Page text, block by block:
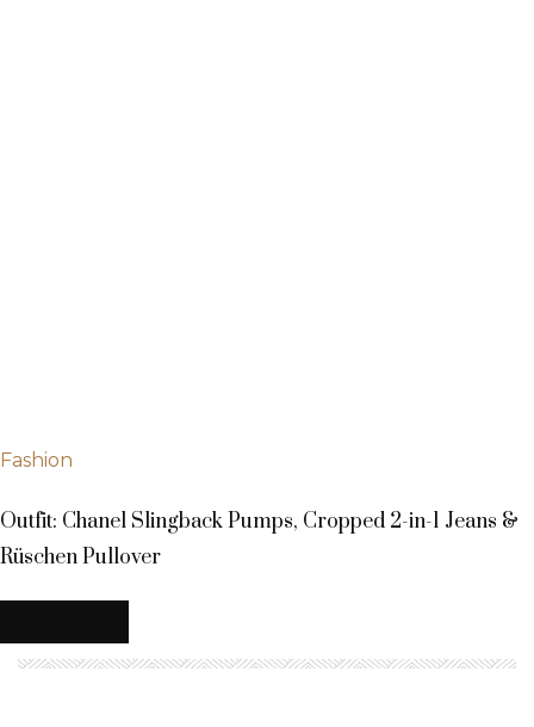
Fashion
Outfit: Chanel Slingback Pumps, Cropped 2-in-1 Jeans &
Rüschen Pullover